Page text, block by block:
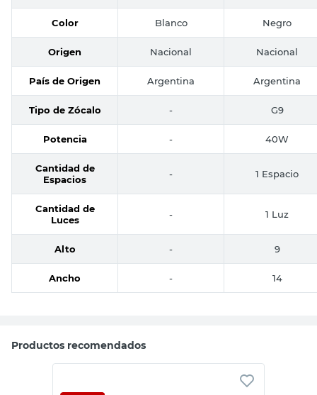
Color Blanco Negro
Origen Nacional Nacional
País de Origen Argentina Argentina
Tipo de Zócalo - G9
Potencia - 40W
Cantidad de
Espacios
- 1 Espacio
Cantidad de
Luces
- 1 Luz
Alto - 9
Ancho - 14
Productos recomendados